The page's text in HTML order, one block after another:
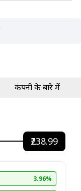
कंपनी के बारे में
₹238.99
3.96%